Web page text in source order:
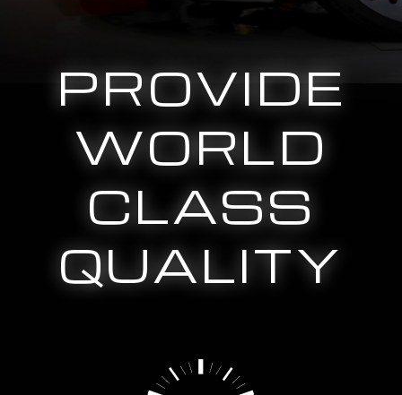
PROVIDE
WORLD
CLASS
QUALITY